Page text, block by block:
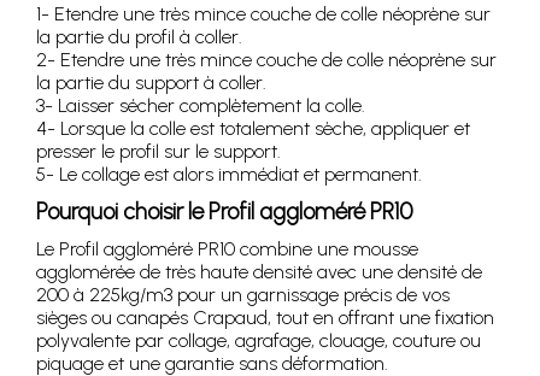
1- Etendre une très mince couche de colle néoprène sur
la partie du profil à coller.
2- Etendre une très mince couche de colle néoprène sur
la partie du support à coller.
3- Laisser sécher complètement la colle.
4- Lorsque la colle est totalement sèche, appliquer et
presser le profil sur le support.
5- Le collage est alors immédiat et permanent.
Pourquoi choisir le Profil aggloméré PR10
Le Profil aggloméré PR10 combine une mousse
agglomérée de très haute densité avec une densité de
200 à 225kg/m3 pour un garnissage précis de vos
sièges ou canapés Crapaud, tout en offrant une fixation
polyvalente par collage, agrafage, clouage, couture ou
piquage et une garantie sans déformation.